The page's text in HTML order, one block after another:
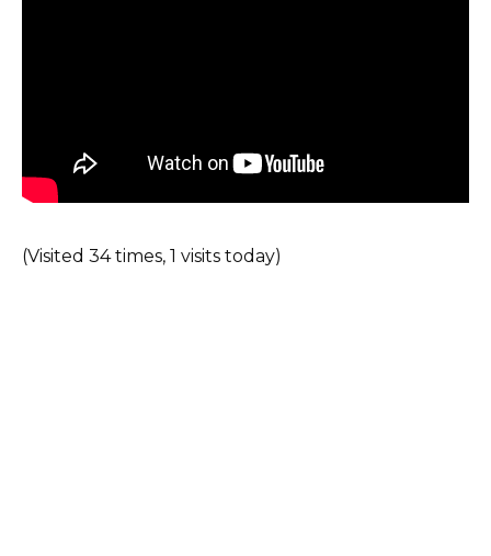
(Visited 34 times, 1 visits today)